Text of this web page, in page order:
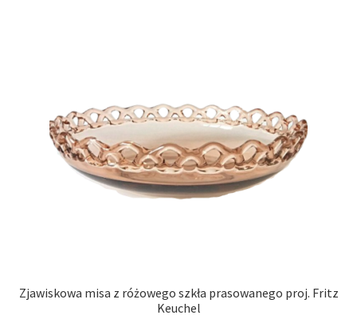
Zjawiskowa misa z różowego szkła prasowanego proj. Fritz
Keuchel